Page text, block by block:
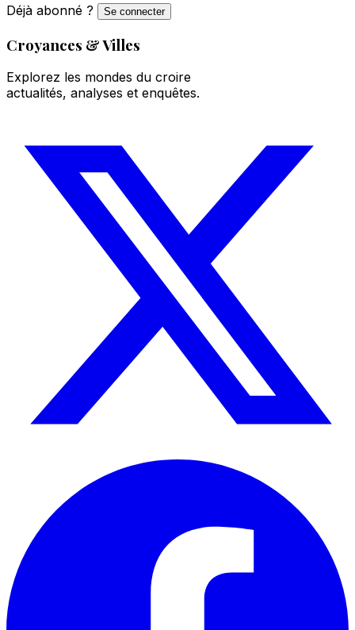
Déjà abonné ?
Se connecter
Croyances & Villes
Explorez les mondes du croire
actualités, analyses et enquêtes.